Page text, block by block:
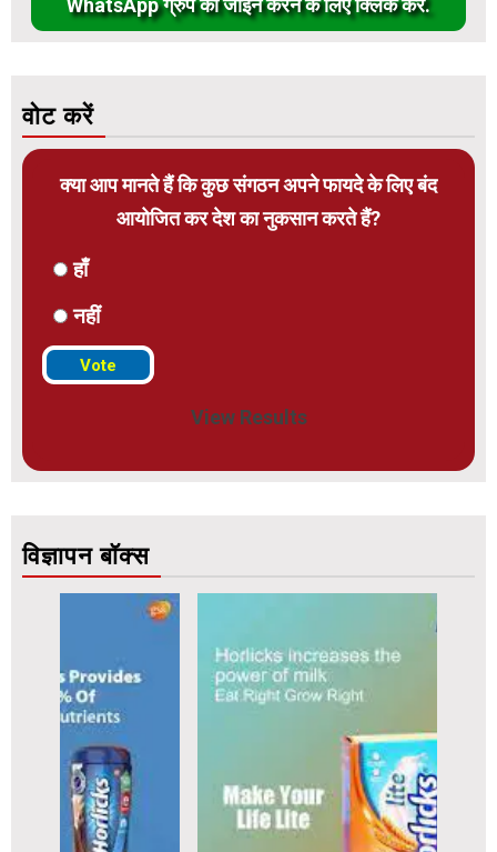
WhatsApp ग्रुप को जॉईन करने के लिए क्लिक करें.
वोट करें
क्या आप मानते हैं कि कुछ संगठन अपने फायदे के लिए बंद
आयोजित कर देश का नुकसान करते हैं?
हाँ
नहीं
View Results
विज्ञापन बॉक्स